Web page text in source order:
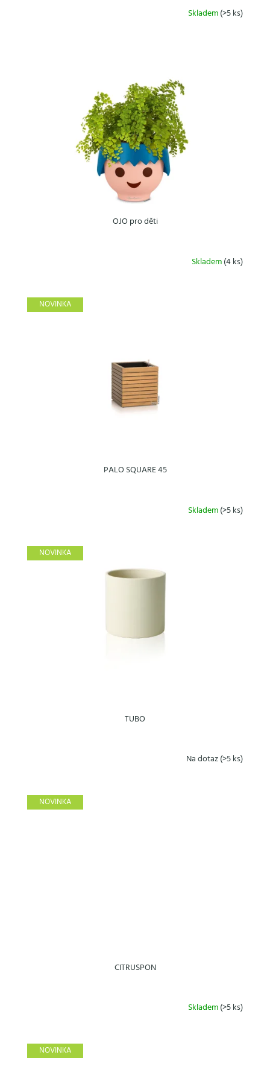
Skladem(>5 ks)
OJO pro děti
Skladem(4 ks)
NOVINKA
PALO SQUARE 45
Skladem(>5 ks)
NOVINKA
TUBO
Na dotaz(>5 ks)
NOVINKA
CITRUSPON
Skladem(>5 ks)
NOVINKA